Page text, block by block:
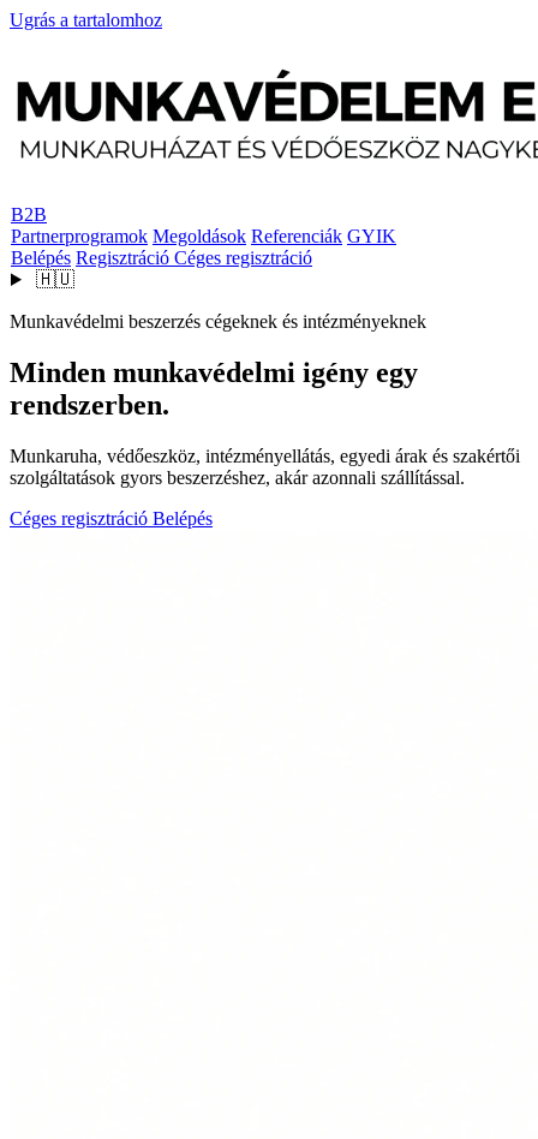
Ugrás a tartalomhoz
B2B
Partnerprogramok Megoldások Referenciák GYIK
Belépés Regisztráció Céges regisztráció
🇭🇺
Munkavédelmi beszerzés cégeknek és intézményeknek
Minden munkavédelmi igény egy
rendszerben.
Munkaruha, védőeszköz, intézményellátás, egyedi árak és szakértői
szolgáltatások gyors beszerzéshez, akár azonnali szállítással.
Céges regisztráció Belépés